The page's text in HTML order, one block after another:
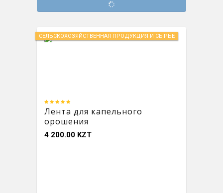
СЕЛЬСКОХОЗЯЙСТВЕННАЯ ПРОДУКЦИЯ И СЫРЬЕ
Лента для капельного
орошения
4 200.00 KZT